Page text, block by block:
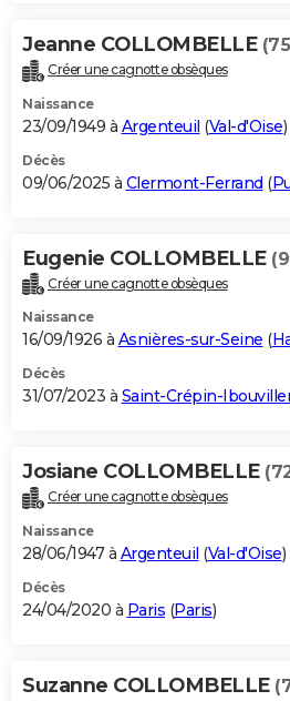
Jeanne COLLOMBELLE
Créer une cagnotte obsèques
Naissance
23/09/1949 à Argenteuil (Val-d'Oise)
Décès
09/06/2025 à Clermont-Ferrand (
Eugenie COLLOMBELLE
Créer une cagnotte obsèques
Naissance
16/09/1926 à Asnières-sur-Seine (
Décès
31/07/2023 à Saint-Crépin-
Josiane COLLOMBELLE
Créer une cagnotte obsèques
Naissance
28/06/1947 à Argenteuil (Val-d'Oise)
Décès
24/04/2020 à Paris (Paris)
Suzanne COLLOMBELLE